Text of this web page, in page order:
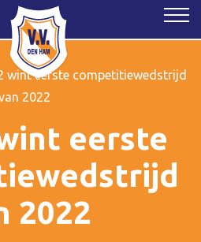
wint eerste competitiewedstrijd
2022
eerste
2022